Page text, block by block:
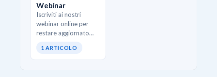
Webinar
Iscriviti ai nostri
webinar online per
restare aggiornato
sulle funzionalità di
GPG.
1 ARTICOLO